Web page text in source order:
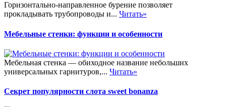
Горизонтально-направленное бурение позволяет
прокладывать трубопроводы и... Читать»
Мебельные стенки: функции и особенности
Мебельная стенка — обиходное название небольших
универсальных гарнитуров,... Читать»
Секрет популярности слота sweet bonanza